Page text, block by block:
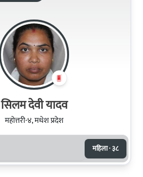
सिलम देवी यादव
महोत्तरी-४, मधेश प्रदेश
महिला · ३८